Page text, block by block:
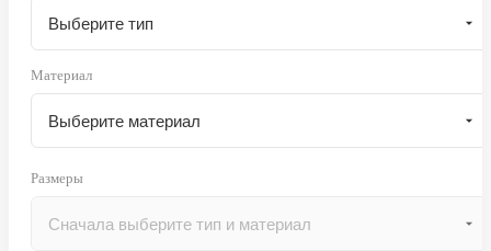
Материал
Размеры